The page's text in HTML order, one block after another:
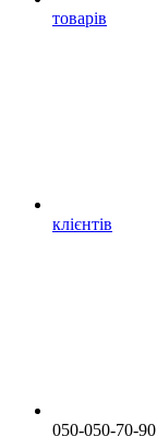
товарів
клієнтів
050-050-70-90